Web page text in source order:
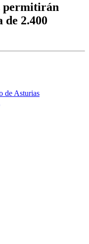
permitirán
2.400
de Asturias